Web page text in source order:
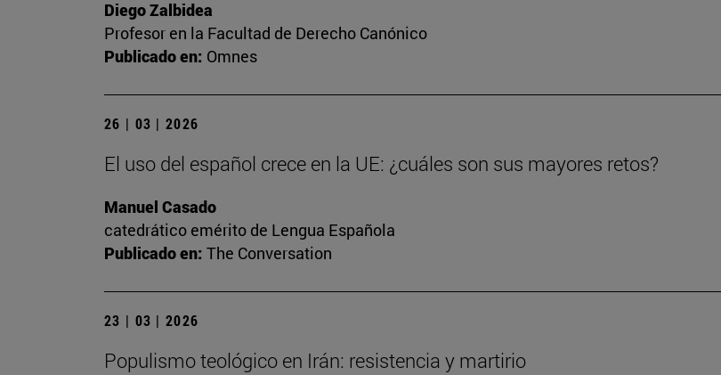
Diego Zalbidea
Profesor en la Facultad de Derecho Canónico
Publicado en: Omnes
26 | 03 | 2026
El uso del español crece en la UE: ¿cuáles son sus mayores retos?
Manuel Casado
catedrático emérito de Lengua Española
Publicado en: The Conversation
23 | 03 | 2026
Populismo teológico en Irán: resistencia y martirio